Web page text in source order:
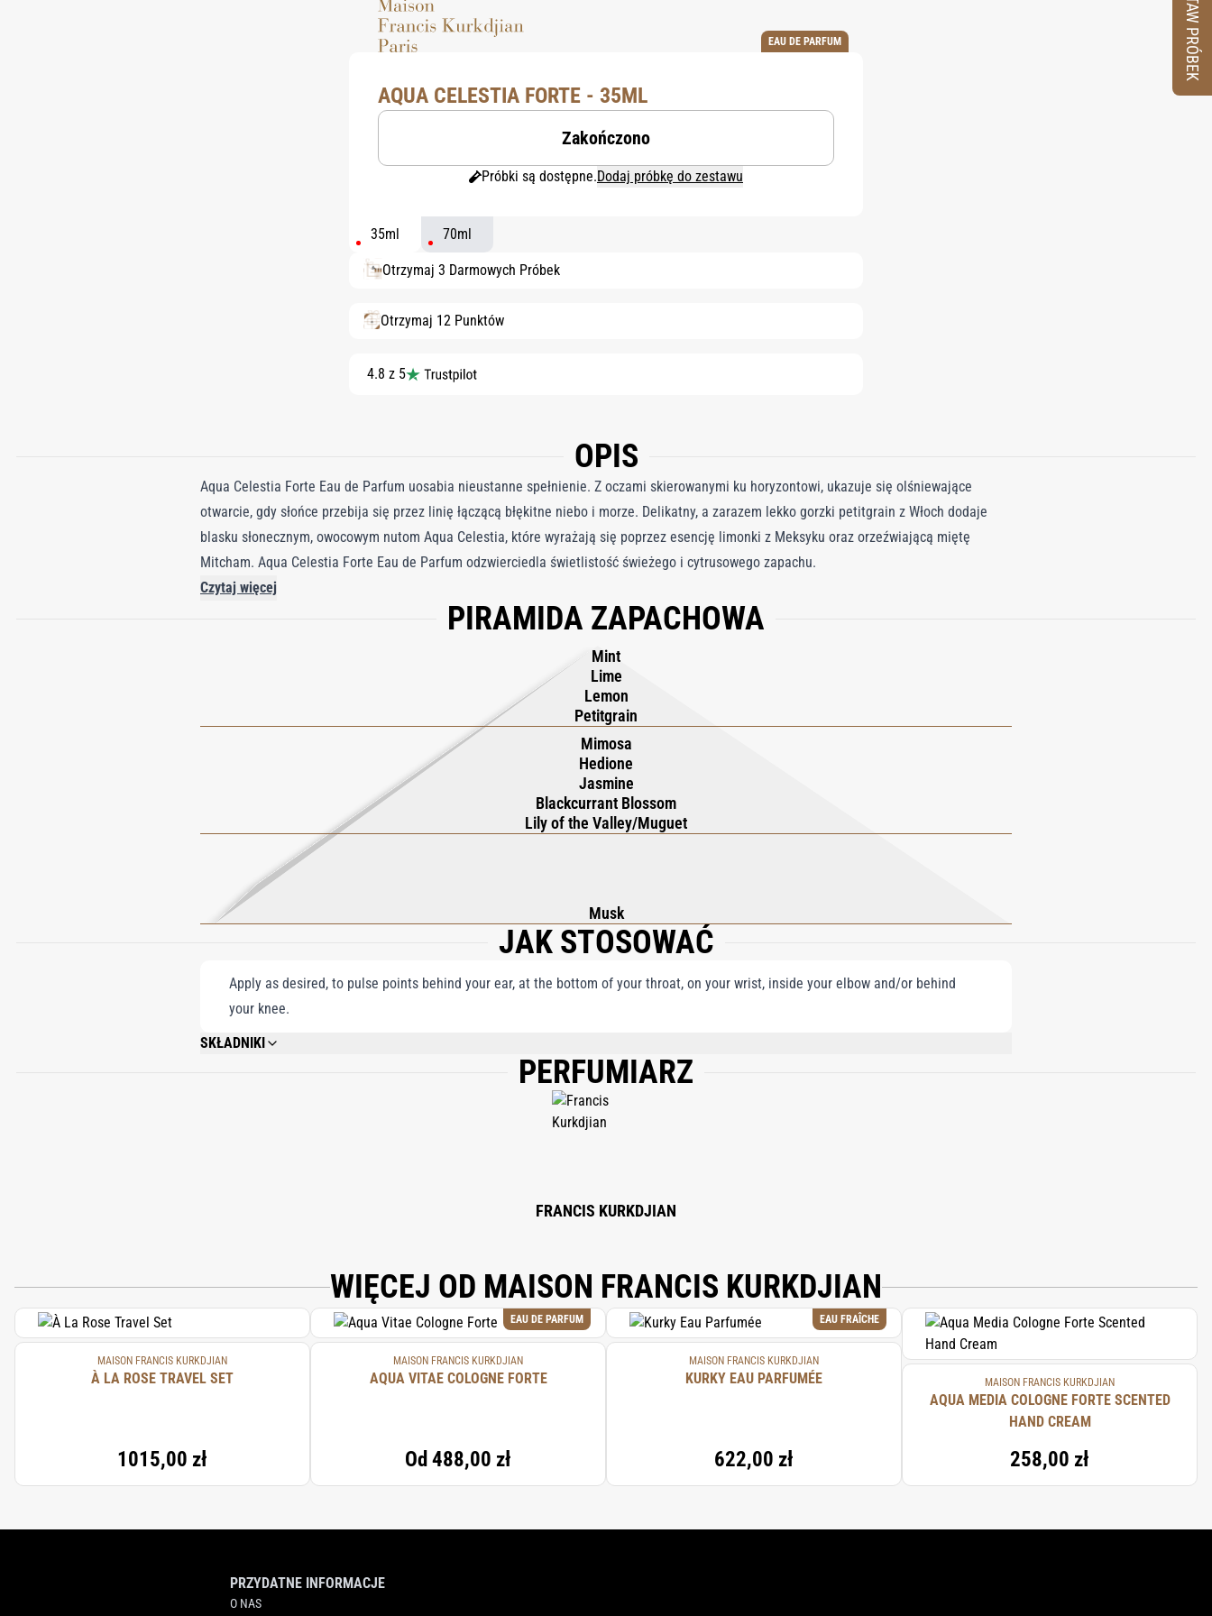
EAU DE PARFUM
AQUA CELESTIA FORTE - 35ML
Zakończono
Próbki są dostępne.Dodaj próbkę do zestawu
35ml 70ml
Otrzymaj 3 Darmowych Próbek
Otrzymaj 12 Punktów
4.8 z 5
OPIS
Aqua Celestia Forte Eau de Parfum uosabia nieustanne spełnienie. Z oczami skierowanymi ku horyzontowi, ukazuje się olśniewające
otwarcie, gdy słońce przebija się przez linię łączącą błękitne niebo i morze. Delikatny, a zarazem lekko gorzki petitgrain z Włoch dodaje
blasku słonecznym, owocowym nutom Aqua Celestia, które wyrażają się poprzez esencję limonki z Meksyku oraz orzeźwiającą miętę
Mitcham. Aqua Celestia Forte Eau de Parfum odzwierciedla świetlistość świeżego i cytrusowego zapachu.
Czytaj więcej
PIRAMIDA ZAPACHOWA
Mint
Lime
Lemon
Petitgrain
Mimosa
Hedione
Jasmine
Blackcurrant Blossom
Lily of the Valley/Muguet
Musk
JAK STOSOWAĆ
Apply as desired, to pulse points behind your ear, at the bottom of your throat, on your wrist, inside your elbow and/or behind
your knee.
SKŁADNIKI
ALCOHOL; PARFUM (FRAGRANCE); AQUA (WATER); ALPHA-ISOMETHYL IONONE; BENZYL SALICYLATE; LIMONENE; CITRAL; GERANIOL; LINALOOL; CITRONELLOL;
ETHYLHEXYL METHOXYCINNAMATE; AMYL CINNAMAL; BHT; DIETHYLAMINO HYDROXYBENZOYL HEXYL BENZOATE; BENZYL BENZOATE; ISOEUGENOL; BENZYL
ALCOHOL; AMYLCINNAMYL ALCOHOL; HEXYL CINNAMAL; EUGENOL; CI 14700 (RED 4); CI 60730 (EXT. VIOLET 2); CI 42090 (BLUE 1).
PERFUMIARZ
FRANCIS KURKDJIAN
WIĘCEJ OD MAISON FRANCIS KURKDJIAN
MAISON FRANCIS KURKDJIAN
À LA ROSE TRAVEL SET
1015,00 zł
EAU DE PARFUM
MAISON FRANCIS KURKDJIAN
AQUA VITAE COLOGNE FORTE
Od 488,00 zł
EAU FRAÎCHE
MAISON FRANCIS KURKDJIAN
KURKY EAU PARFUMÉE
622,00 zł
MAISON FRANCIS KURKDJIAN
AQUA MEDIA COLOGNE FORTE SCENTED
HAND CREAM
258,00 zł
PRZYDATNE INFORMACJE
O NAS
ZESTAW PRÓBEK